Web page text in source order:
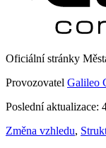
Oficiální stránky
Provozovatel Galileo
Poslední aktualizace:
Změna vzhledu,